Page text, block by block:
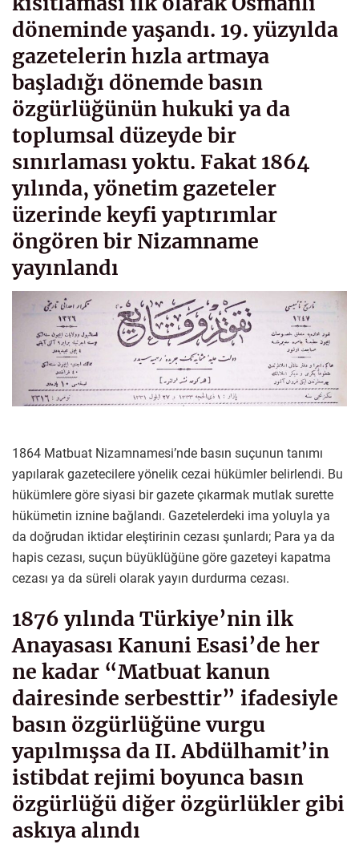
döneminde yaşandı. 19. yüzyılda
gazetelerin hızla artmaya
başladığı dönemde basın
özgürlüğünün hukuki ya da
toplumsal düzeyde bir
sınırlaması yoktu. Fakat 1864
yılında, yönetim gazeteler
üzerinde keyfi yaptırımlar
öngören bir Nizamname
yayınlandı
1864 Matbuat Nizamnamesi’nde basın suçunun tanımı
yapılarak gazetecilere yönelik cezai hükümler belirlendi. Bu
hükümlere göre siyasi bir gazete çıkarmak mutlak surette
hükümetin iznine bağlandı. Gazetelerdeki ima yoluyla ya
da doğrudan iktidar eleştirinin cezası şunlardı; Para ya da
hapis cezası, suçun büyüklüğüne göre gazeteyi kapatma
cezası ya da süreli olarak yayın durdurma cezası.
1876 yılında Türkiye’nin ilk
Anayasası Kanuni Esasi’de her
ne kadar “Matbuat kanun
dairesinde serbesttir” ifadesiyle
basın özgürlüğüne vurgu
yapılmışsa da II. Abdülhamit’in
istibdat rejimi boyunca basın
özgürlüğü diğer özgürlükler gibi
askıya alındı